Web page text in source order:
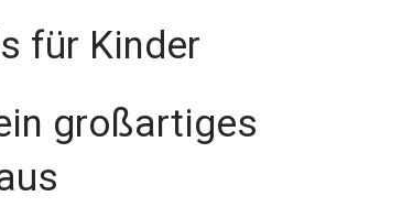
für Kinder
großartiges